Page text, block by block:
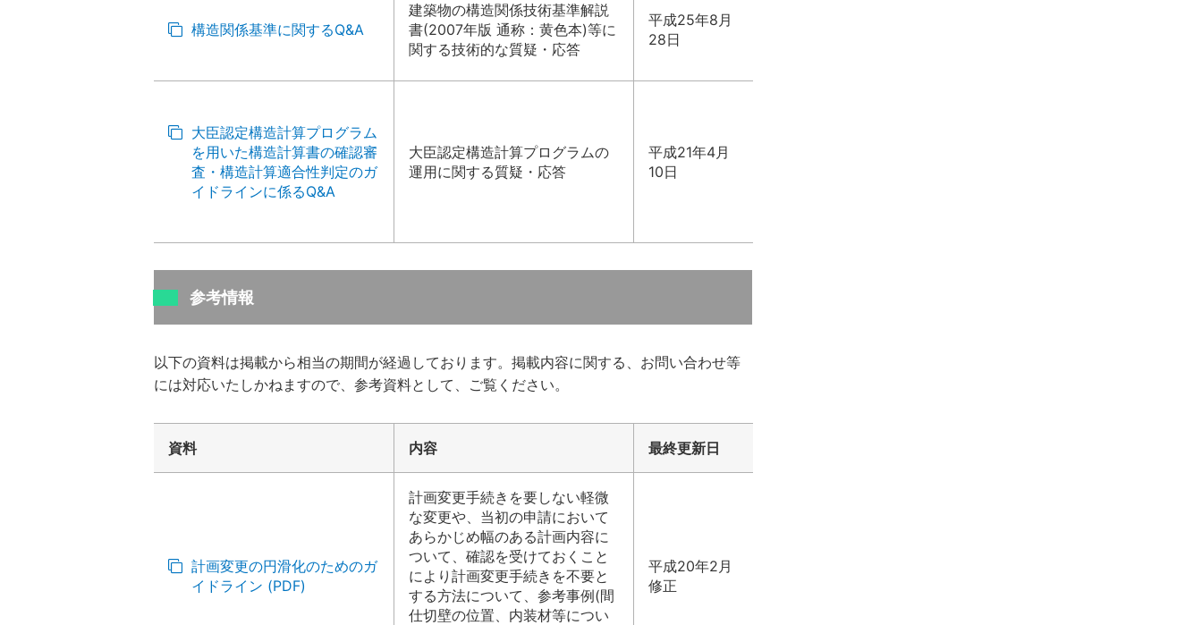
構造関係基準に関するQ&A
建築物の構造関係技術基準解説
書(2007年版 通称：黄色本)等に
関する技術的な質疑・応答
平成25年8月
28日
大臣認定構造計算プログラム
を用いた構造計算書の確認審
査・構造計算適合性判定のガ
イドラインに係るQ&A
大臣認定構造計算プログラムの
運用に関する質疑・応答
平成21年4月
10日
参考情報
以下の資料は掲載から相当の期間が経過しております。掲載内容に関する、お問い合わせ等
には対応いたしかねますので、参考資料として、ご覧ください。
資料 内容 最終更新日
計画変更の円滑化のためのガ
イドライン (PDF)
計画変更手続きを要しない軽微
な変更や、当初の申請において
あらかじめ幅のある計画内容に
ついて、確認を受けておくこと
により計画変更手続きを不要と
する方法について、参考事例(間
仕切壁の位置、内装材等につい
平成20年2月
修正